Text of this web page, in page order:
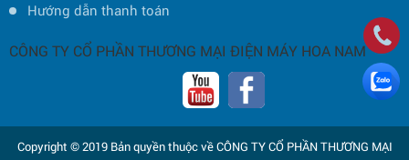
Hướng dẫn thanh toán
CÔNG TY CỔ PHẦN THƯƠNG MẠI ĐIỆN MÁY HOA NAM
Copyright © 2019 Bản quyền thuộc về CÔNG TY CỔ PHẦN THƯƠNG MẠI